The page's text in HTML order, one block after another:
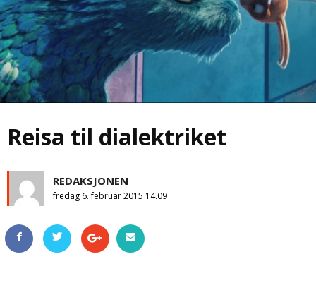
Reisa til dialektriket
REDAKSJONEN
fredag 6. februar 2015 14.09